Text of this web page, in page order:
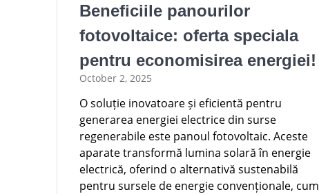
Beneficiile panourilor
fotovoltaice: oferta speciala
pentru economisirea energiei!
October 2, 2025
O soluție inovatoare și eficientă pentru
generarea energiei electrice din surse
regenerabile este panoul fotovoltaic. Aceste
aparate transformă lumina solară în energie
electrică, oferind o alternativă sustenabilă
pentru sursele de energie convenționale, cum